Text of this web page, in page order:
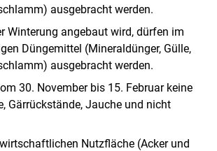
ausgebracht werden.
Winterung angebaut wird, dürfen im
Düngemittel (Mineraldünger, Gülle,
ausgebracht werden.
30. November bis 15. Februar keine
Gärrückstände, Jauche und nicht
Nutzfläche (Acker und